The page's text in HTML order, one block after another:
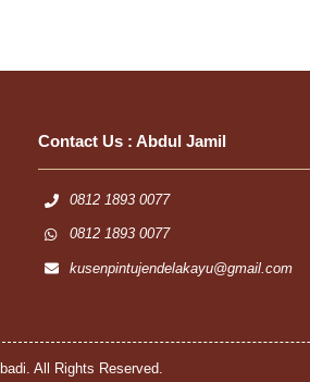
Contact Us : Abdul Jamil
0812 1893 0077
0812 1893 0077
kusenpintujendelakayu@gmail.com
All Rights Reserved.